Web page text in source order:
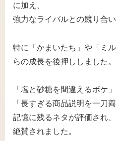
に加え、
強力なライバルとの競り合い
特に「かまいたち」や「ミ
らの成長を後押ししました。
「塩と砂糖を間違えるボケ
「長すぎる商品説明を一刀
記憶に残るネタが評価され
絶賛されました。